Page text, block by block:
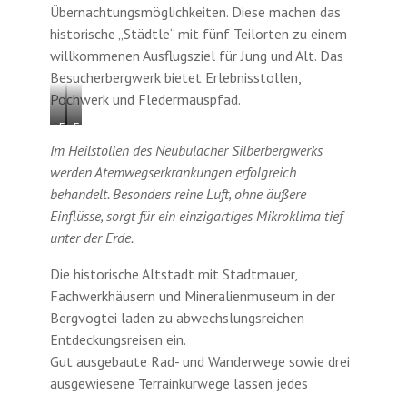
Übernachtungsmöglichkeiten. Diese machen das
historische „Städtle“ mit fünf Teilorten zu einem
willkommenen Ausflugsziel für Jung und Alt. Das
Besucherbergwerk bietet Erlebnisstollen,
Pochwerk und Fledermauspfad.
Foto:
©
Tourist-
Info
Bergvogtei
Foto:
©
Tourist-
Info
Bergvogtei
Im Heilstollen des Neubulacher Silberbergwerks
werden Atemwegserkrankungen erfolgreich
behandelt. Besonders reine Luft, ohne äußere
Einflüsse, sorgt für ein einzigartiges Mikroklima tief
unter der Erde.
Die historische Altstadt mit Stadtmauer,
Fachwerkhäusern und Mineralienmuseum in der
Bergvogtei laden zu abwechslungsreichen
Entdeckungsreisen ein.
Gut ausgebaute Rad- und Wanderwege sowie drei
ausgewiesene Terrainkurwege lassen jedes